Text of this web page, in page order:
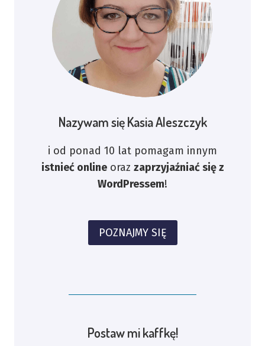
Nazywam się Kasia Aleszczyk
i od ponad 10 lat pomagam innym
istnieć onlineoraz zaprzyjaźniać się z
WordPressem!
POZNAJMY SIĘ
Postaw mi kaffkę!